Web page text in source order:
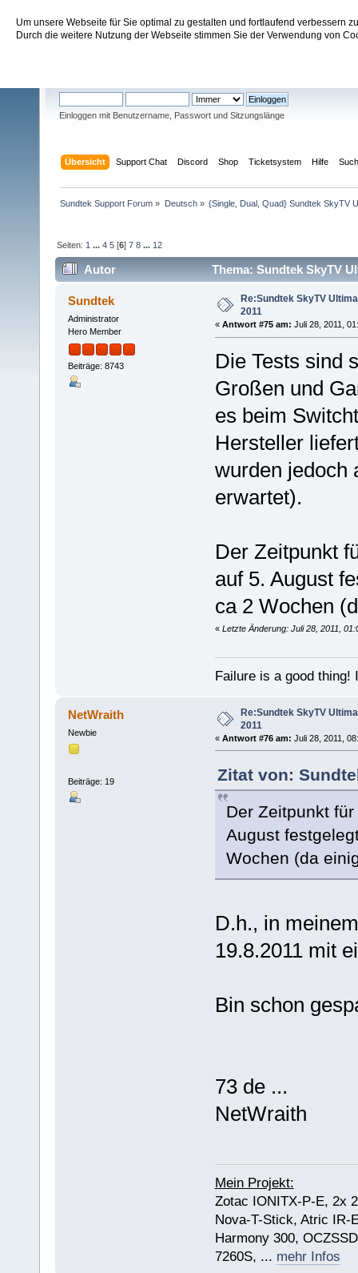
Um unsere Webseite für Sie optimal zu gestalten und fortlaufend verbessern
Durch die weitere Nutzung der Webseite stimmen Sie der Verwendung von
Sundtek Support Forum
Einloggen mit Benutzername, Passwort und Sitzungslänge
Übersicht Support Chat Discord Shop Ticketsystem Hilfe
Sundtek Support Forum » Deutsch» {Single, Dual, Quad} Sundtek SkyTV
Seiten: 1 ...4 5 [6]7 8 ... 12
Autor Thema: Sundtek SkyTV
Sundtek
Administrator
Hero Member
Beiträge: 8743
Re:Sundtek SkyTV
2011
« Antwort #75 am: Juli 28, 2011,
Die Tests sind
Großen und
es beim
Hersteller
wurden jedoch
erwartet).
Der Zeitpunkt
auf 5. August
ca 2 Wochen
« Letzte Änderung: Juli 28, 2011,
Failure is a good thing!
NetWraith
Newbie
Beiträge: 19
Re:Sundtek SkyTV
2011
« Antwort #76 am: Juli 28, 2011,
Zitat von:
Der Zeitpunkt
August
Wochen (da
D.h., in
19.8.2011 mit
Bin schon
73 de ...
NetWraith
Mein Projekt:
Zotac IONITX-P-E, 2x
Nova-T-Stick, Atric IR-
Harmony 300,
7260S, ... mehr Infos